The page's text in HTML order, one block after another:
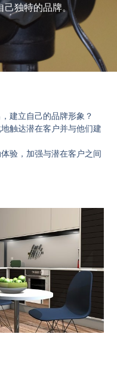
己独特的品牌。
建立自己的品牌形象？
触达潜在客户并与他们建
验，加强与潜在客户之间